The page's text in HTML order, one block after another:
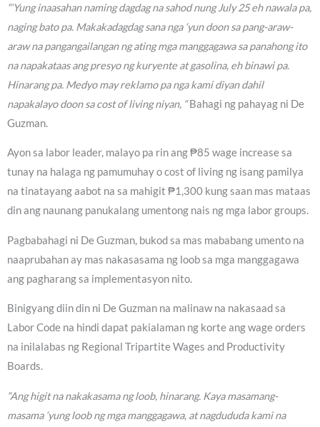
“‘Yung inaasahan naming dagdag na sahod nung July 25 eh nawala pa,
naging bato pa. Makakadagdag sana nga ‘yun doon sa pang-araw-
araw na pangangailangan ng ating mga manggagawa sa panahong ito
na napakataas ang presyo ng kuryente at gasolina, eh binawi pa.
Hinarang pa. Medyo may reklamo pa nga kami diyan dahil
napakalayo doon sa cost of living niyan, “Bahagi ng pahayag ni De
Guzman.
Ayon sa labor leader, malayo pa rin ang ₱85 wage increase sa
tunay na halaga ng pamumuhay o cost of living ng isang pamilya
na tinatayang aabot na sa mahigit ₱1,300 kung saan mas mataas
din ang naunang panukalang umentong nais ng mga labor groups.
Pagbabahagi ni De Guzman, bukod sa mas mababang umento na
naaprubahan ay mas nakasasama ng loob sa mga manggagawa
ang pagharang sa implementasyon nito.
Binigyang diin din ni De Guzman na malinaw na nakasaad sa
Labor Code na hindi dapat pakialaman ng korte ang wage orders
na inilalabas ng Regional Tripartite Wages and Productivity
Boards.
“Ang higit na nakakasama ng loob, hinarang. Kaya masamang-
masama ‘yung loob ng mga manggagawa, at nagdududa kami na